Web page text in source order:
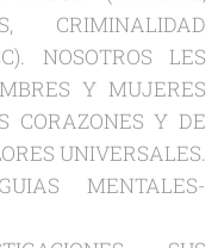
CRIMINALIDAD
NOSOTROS LES
Y MUJERES
CORAZONES Y DE
UNIVERSALES.
MENTALES-